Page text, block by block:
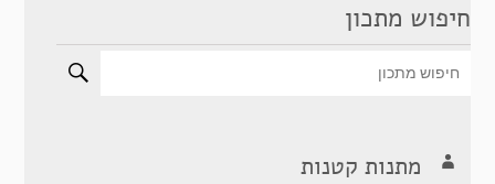
חיפוש מתכון
מתנות קטנות